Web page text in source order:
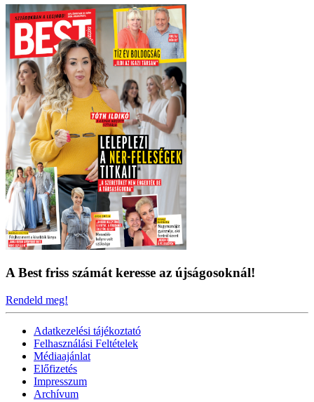
A Best friss számát keresse az újságosoknál!
Rendeld meg!
Adatkezelési tájékoztató
Felhasználási Feltételek
Médiaajánlat
Előfizetés
Impresszum
Archívum